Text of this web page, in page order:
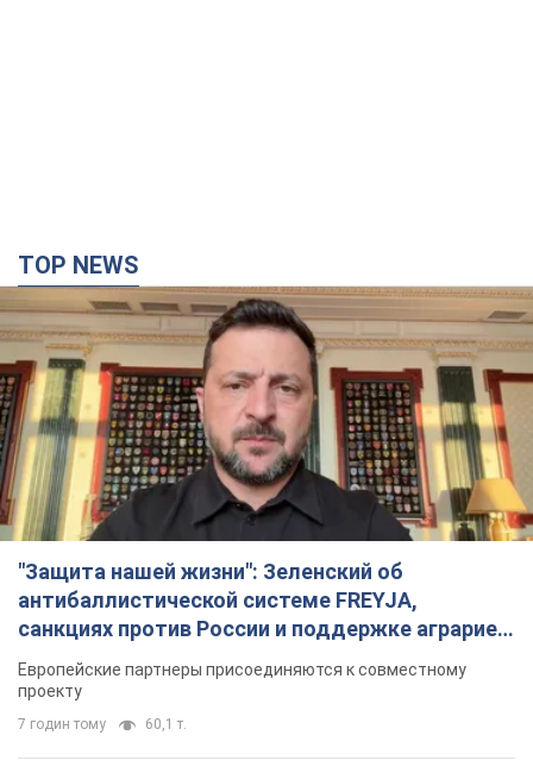
TOP NEWS
"Защита нашей жизни": Зеленский об
антибаллистической системе FREYJA,
санкциях против России и поддержке аграриев.
Видео
Европейские партнеры присоединяются к совместному
проекту
7 годин тому 60,1 т.